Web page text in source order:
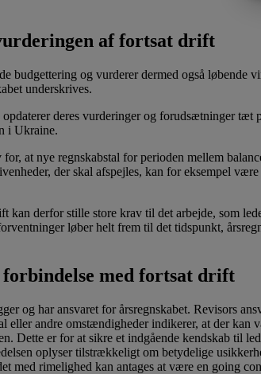
af fortsat drift
budgettering og vurderer dermed også
underskrives.
deres vurderinger og forudsætninger
i Ukraine.
at nye regnskabstal for perioden mellem
der skal afspejles, kan for eksempel
kan derfor stille store krav til det arbejde, som
løber helt frem til det tidspunkt,
med fortsat drift
og har ansvaret for årsregnskabet. Revisors
eller andre omstændigheder indikerer, at der
Dette er for at sikre et indgående kendskab til
oplyser tilstrækkeligt om betydelige
med rimelighed kan antages at være en going